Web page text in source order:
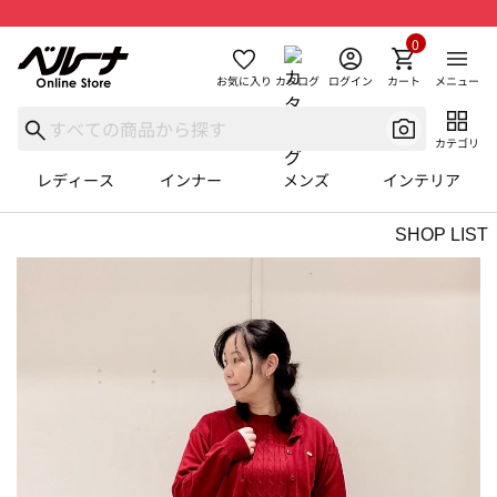
お気に入り カタログ ログイン カート
0
メニュー
カテゴリ
レディース インナー メンズ インテリア
SHOP LIST